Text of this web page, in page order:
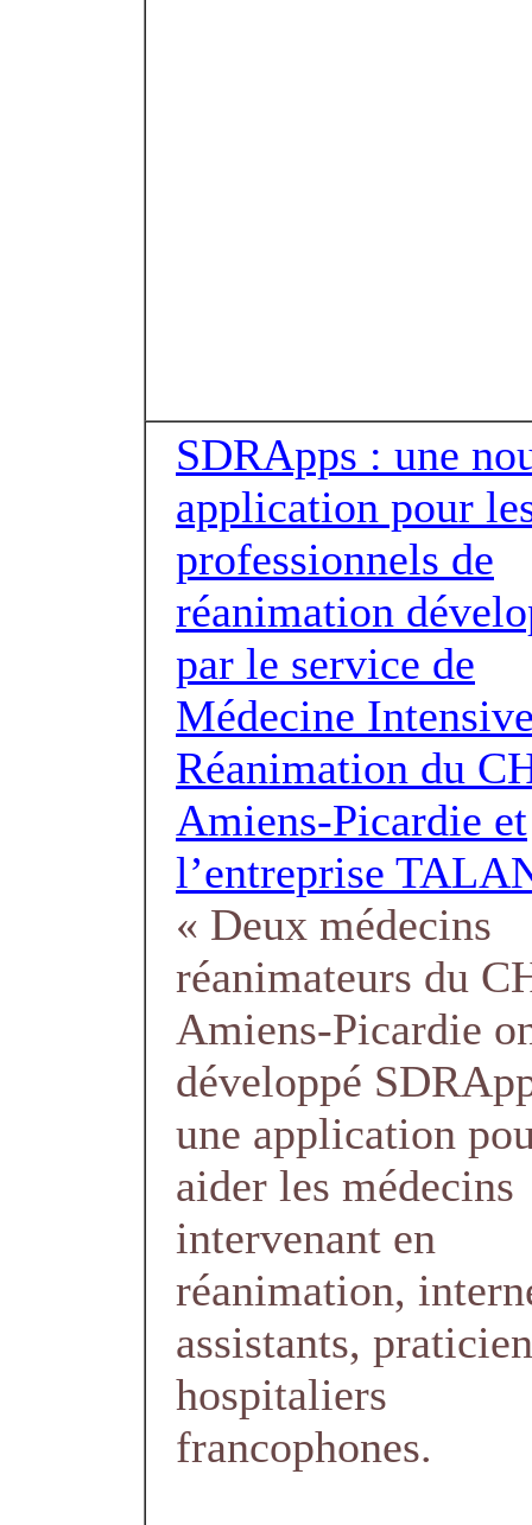
SDRApps : une
application pour
professionnels de
réanimation
par le service de
Médecine
Réanimation du
Amiens-Picardie et
l’entreprise
« Deux médecins
réanimateurs du
Amiens-Picardie
développé
une application
aider les médecins
intervenant en
réanimation,
assistants,
hospitaliers
francophones.